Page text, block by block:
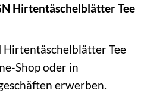
Hirtentäschelblätter Tee
Hirtentäschelblätter Tee
Shop oder in
erwerben.